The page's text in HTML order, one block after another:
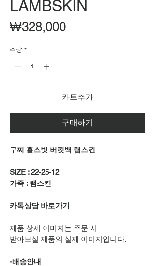
LAMBSKIN
₩328,000가
수량 *
카트추가
구매하기
구찌 홀스빗 버킷백 램스킨
SIZE : 22-25-12
가죽 : 램스킨
카톡상담 바로가기
제품 상세 이미지는 주문 시
받아보실 제품의 실제 이미지입니다.
-배송안내